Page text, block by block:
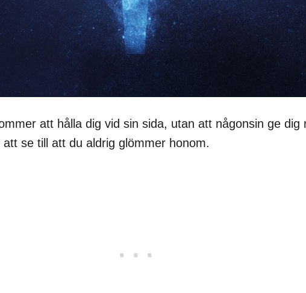
att hålla dig vid sin sida, utan att någonsin ge dig
se till att du aldrig glömmer honom.